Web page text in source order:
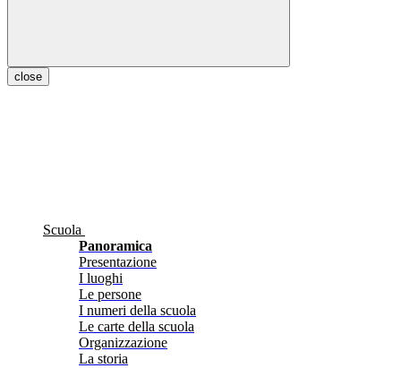
close
Scuola
Panoramica
Presentazione
I luoghi
Le persone
I numeri della scuola
Le carte della scuola
Organizzazione
La storia